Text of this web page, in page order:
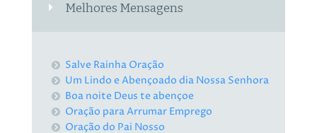
Melhores Mensagens
Salve Rainha Oração
Um Lindo e Abençoado dia Nossa Senhora
Boa noite Deus te abençoe
Oração para Arrumar Emprego
Oração do Pai Nosso